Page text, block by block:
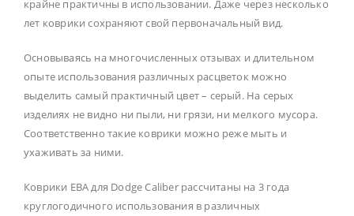
крайне практичны в использовании. Даже через несколько
лет коврики сохраняют свой первоначальный вид.
Основываясь на многочисленных отзывах и длительном
опыте использования различных расцветок можно
выделить самый практичный цвет – серый. На серых
изделиях не видно ни пыли, ни грязи, ни мелкого мусора.
Соответственно такие коврики можно реже мыть и
ухаживать за ними.
Коврики ЕВА для Dodge Caliber рассчитаны на 3 года
круглогодичного использования в различных